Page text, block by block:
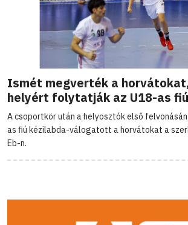
Ismét megverték a
helyért folytatják az U18-as
A csoportkör után a helyosztók első
as fiú kézilabda-válogatott a horvátokat a
Eb-n.